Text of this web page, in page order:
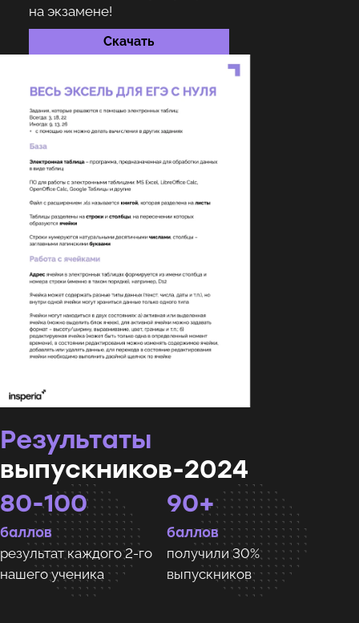
на экзамене!
Скачать
Результаты
выпускников-2024
80-100
баллов
результат каждого 2-го
нашего ученика
90+
баллов
получили 30%
выпускников